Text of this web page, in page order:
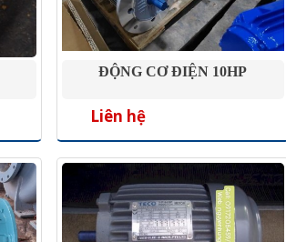
ĐỘNG CƠ ĐIỆN 10HP
Liên hệ